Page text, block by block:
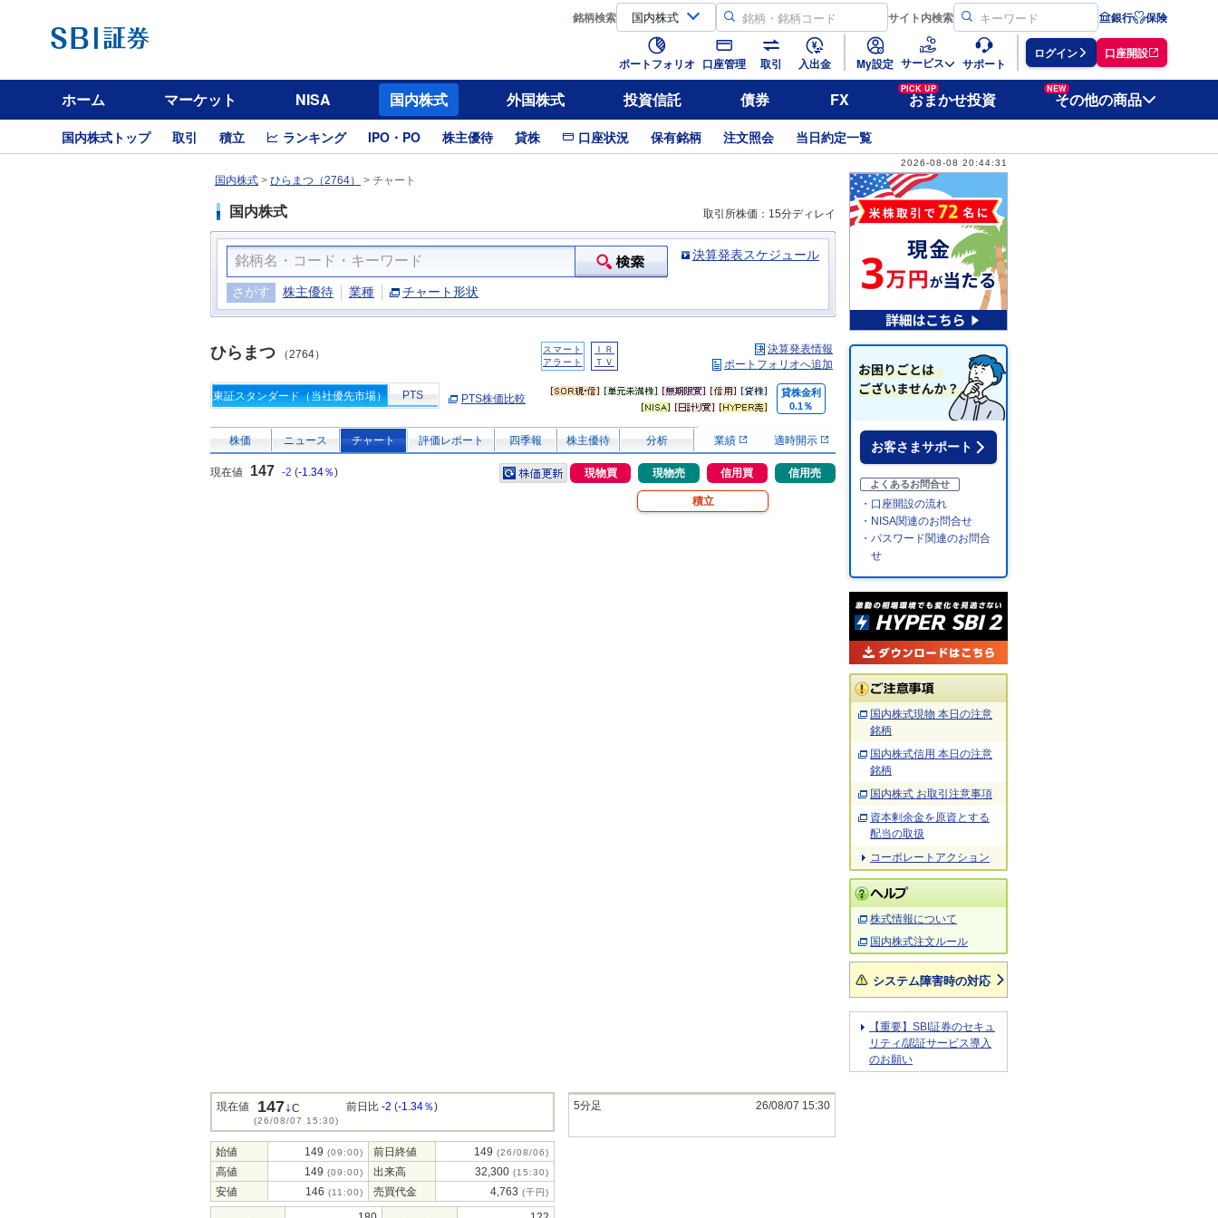
銘柄検索 サイト内検索 銀行 保険
ポートフォリオ 口座管理 取引 入出金 My設定 サービス サポート
ログイン 口座開設
ホーム マーケット NISA 国内株式 外国株式 投資信託 債券 FX
PICK UP
おまかせ投資
NEW
その他の商品
国内株式トップ 取引 積立 ランキング IPO・PO 株主優待 貸株 口座状況 保有銘柄 注文照会 当日約定一覧
2026-08-08 20:44:31
国内株式 > ひらまつ（2764） > チャート
国内株式 取引所株価：15分ディレイ
決算発表スケジュール
さがす 株主優待 業種 チャート形状
ひらまつ （2764）
スマート
アラート
ＩＲ
ＴＶ
決算発表情報
ポートフォリオへ追加
東証スタンダード（当社優先市場） PTS PTS株価比較
貸株金利
0.1％
株価 ニュース チャート 評価レポート 四季報 株主優待 分析 業績 適時開示
現在値 147 -2 (-1.34％) 現物買 現物売 信用買 信用売
積立
現在値 147↓C
(26/08/07 15:30)
前日比 -2 (-1.34％)
始値 149 (09:00) 前日終値 149 (26/08/06)
高値 149 (09:00) 出来高 32,300 (15:30)
安値 146 (11:00) 売買代金 4,763 (千円)
5分足 26/08/07 15:30
お客さまサポート
よくあるお問合せ
・口座開設の流れ
・NISA関連のお問合せ
・パスワード関連のお問合
せ
国内株式現物 本日の注意
銘柄
国内株式信用 本日の注意
銘柄
国内株式 お取引注意事項
資本剰余金を原資とする
配当の取扱
コーポレートアクション
株式情報について
国内株式注文ルール
システム障害時の対応
【重要】SBI証券のセキュ
リティ/認証サービス導入
のお願い